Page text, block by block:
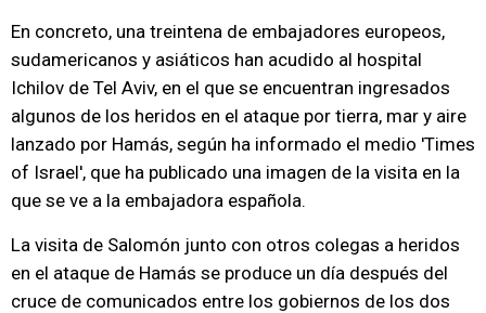
En concreto, una treintena de embajadores europeos,
sudamericanos y asiáticos han acudido al hospital
Ichilov de Tel Aviv, en el que se encuentran ingresados
algunos de los heridos en el ataque por tierra, mar y aire
lanzado por Hamás, según ha informado el medio 'Times
of Israel', que ha publicado una imagen de la visita en la
que se ve a la embajadora española.
La visita de Salomón junto con otros colegas a heridos
en el ataque de Hamás se produce un día después del
cruce de comunicados entre los gobiernos de los dos